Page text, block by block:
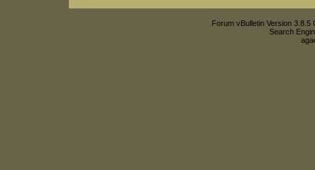
Forum vBulletin Version
Search